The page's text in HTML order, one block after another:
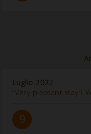
Luglio 2022
“Very pleasant stay!!
9